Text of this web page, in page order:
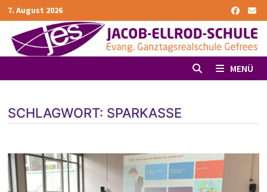
Zurück
zum
Inhalt
7. August 2026
MENÜ
SCHLAGWORT: SPARKASSE